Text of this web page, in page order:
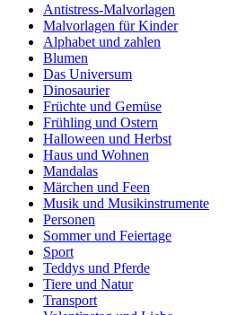
Antistress-Malvorlagen
Malvorlagen für Kinder
Alphabet und zahlen
Blumen
Das Universum
Dinosaurier
Früchte und Gemüse
Frühling und Ostern
Halloween und Herbst
Haus und Wohnen
Mandalas
Märchen und Feen
Musik und Musikinstrumente
Personen
Sommer und Feiertage
Sport
Teddys und Pferde
Tiere und Natur
Transport